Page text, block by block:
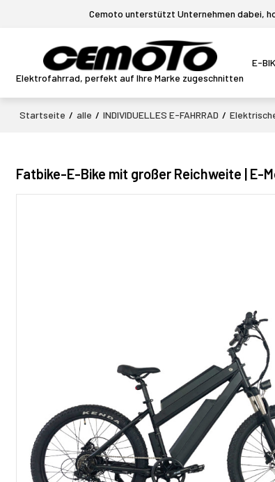
Cemoto unterstützt Unternehmen dabei,
Elektrofahrrad, perfekt auf Ihre Marke zugeschnitten
E-
Startseite / alle / INDIVIDUELLES E-FAHRRAD /
Fatbike-E-Bike mit großer Reichweite | E-